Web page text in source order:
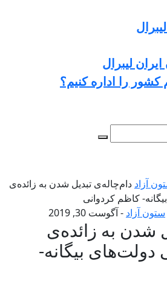
لیبرال
را اداره کنیم؟
آزاد دام‌چاله‌ی تبدیل شدن به زائده‌ی
کاظم کردوانی
ستون آزاد -آگوست 30, 2019
شدن به زائده‌ی
بیگانه-